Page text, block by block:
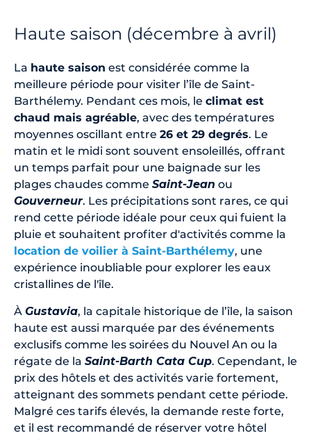
Haute saison (décembre à avril)
La haute saison est considérée comme la
meilleure période pour visiter l’île de Saint-
Barthélemy. Pendant ces mois, le climat est
chaud mais agréable, avec des températures
moyennes oscillant entre 26 et 29 degrés. Le
matin et le midi sont souvent ensoleillés, offrant
un temps parfait pour une baignade sur les
plages chaudes comme Saint-Jean ou
Gouverneur. Les précipitations sont rares, ce qui
rend cette période idéale pour ceux qui fuient la
pluie et souhaitent profiter d'activités comme la
location de voilier à Saint-Barthélemy, une
expérience inoubliable pour explorer les eaux
cristallines de l'île.
À Gustavia, la capitale historique de l’île, la saison
haute est aussi marquée par des événements
exclusifs comme les soirées du Nouvel An ou la
régate de la Saint-Barth Cata Cup. Cependant, le
prix des hôtels et des activités varie fortement,
atteignant des sommets pendant cette période.
Malgré ces tarifs élevés, la demande reste forte,
et il est recommandé de réserver votre hôtel